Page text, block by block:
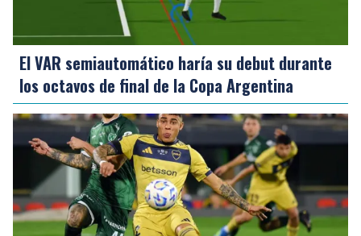
El VAR semiautomático haría su debut durante
los octavos de final de la Copa Argentina